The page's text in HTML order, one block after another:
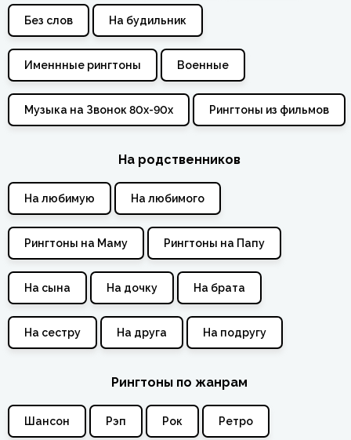
Без слов На будильник
Именнные рингтоны Военные
Музыка на Звонок 80х-90х Рингтоны из фильмов
На родственников
На любимую На любимого
Рингтоны на Маму Рингтоны на Папу
На сына На дочку На брата
На сестру На друга На подругу
Рингтоны по жанрам
Шансон Рэп Рок Ретро